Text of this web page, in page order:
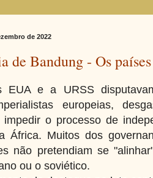
de 2022
de Bandung - Os
EUA e a URSS
europeias,
impedir o processo de
África. Muitos dos
não pretendiam se
ou o soviético.